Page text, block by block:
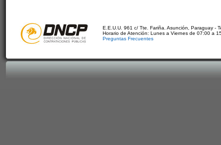
E.E.U.U. 961 c/ Tte. Fariña. Asunción, Paraguay -
Horario de Atención: Lunes a Viernes de 07:00 a
Preguntas Frecuentes